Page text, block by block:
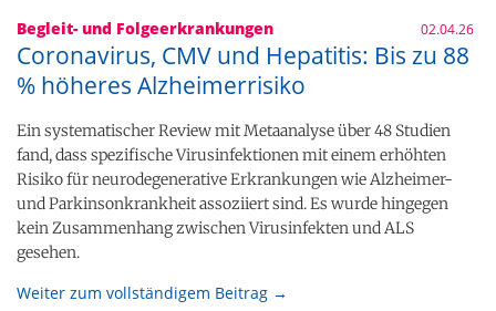
Begleit- und Folgeerkrankungen 02.04.26
Coronavirus, CMV und Hepatitis: Bis zu 88
% höheres Alzheimerrisiko
Ein systematischer Review mit Metaanalyse über 48 Studien
fand, dass spezifische Virusinfektionen mit einem erhöhten
Risiko für neurodegenerative Erkrankungen wie Alzheimer-
und Parkinsonkrankheit assoziiert sind. Es wurde hingegen
kein Zusammenhang zwischen Virusinfekten und ALS
gesehen.
Weiter zum vollständigem Beitrag →